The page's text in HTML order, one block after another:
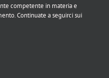
competente in materia e
Continuate a seguirci sui